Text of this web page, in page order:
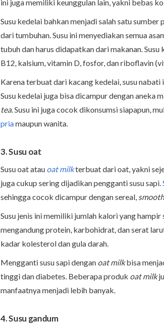
ini juga memiliki keunggulan lain, yakni bebas
Susu kedelai bahkan menjadi salah satu
dari tumbuhan. Susu ini menyediakan semua
tubuh dan harus didapatkan dari makanan.
B12, kalsium, vitamin D, fosfor, dan riboflavin
Karena terbuat dari kacang kedelai, susu
Susu kedelai juga bisa dicampur dengan aneka
tea. Susu ini juga cocok dikonsumsi siapapun,
priamaupun wanita.
3. Susu oat
Susu oat atau oat milkterbuat dari oat, yakni
juga cukup sering dijadikan pengganti susu sapi.
sehingga cocok dicampur dengan sereal,
Susu jenis ini memiliki jumlah kalori yang hampir
mengandung protein, karbohidrat, dan serat
kadar kolesterol dan gula darah.
Mengganti susu sapi dengan oat milkbisa
tinggi dan diabetes. Beberapa produk oat milk
manfaatnya menjadi lebih banyak.
4. Susu gandum